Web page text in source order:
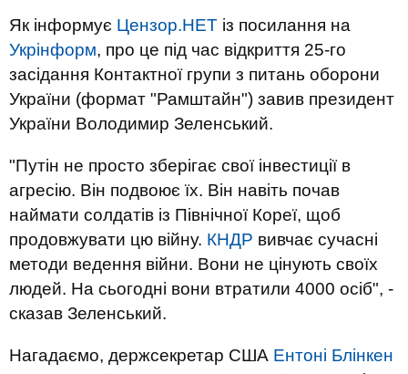
Як інформує Цензор.НЕТ із посилання на
Укрінформ, про це під час відкриття 25-го
засідання Контактної групи з питань оборони
України (формат "Рамштайн") завив президент
України Володимир Зеленський.
"Путін не просто зберігає свої інвестиції в
агресію. Він подвоює їх. Він навіть почав
наймати солдатів із Північної Кореї, щоб
продовжувати цю війну. КНДР вивчає сучасні
методи ведення війни. Вони не цінують своїх
людей. На сьогодні вони втратили 4000 осіб", -
сказав Зеленський.
Нагадаємо, держсекретар США Ентоні Блінкен